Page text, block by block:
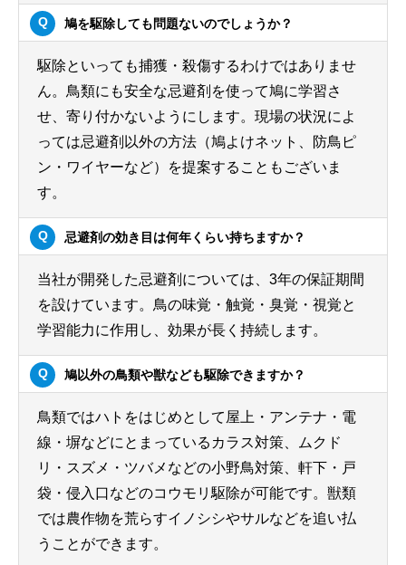
鳩を駆除しても問題ないのでしょうか？
駆除といっても捕獲・殺傷するわけではありませ
ん。鳥類にも安全な忌避剤を使って鳩に学習さ
せ、寄り付かないようにします。現場の状況によ
っては忌避剤以外の方法（鳩よけネット、防鳥ピ
ン・ワイヤーなど）を提案することもございま
す。
忌避剤の効き目は何年くらい持ちますか？
当社が開発した忌避剤については、3年の保証期間
を設けています。鳥の味覚・触覚・臭覚・視覚と
学習能力に作用し、効果が長く持続します。
鳩以外の鳥類や獣なども駆除できますか？
鳥類ではハトをはじめとして屋上・アンテナ・電
線・塀などにとまっているカラス対策、ムクド
リ・スズメ・ツバメなどの小野鳥対策、軒下・戸
袋・侵入口などのコウモリ駆除が可能です。獣類
では農作物を荒らすイノシシやサルなどを追い払
うことができます。